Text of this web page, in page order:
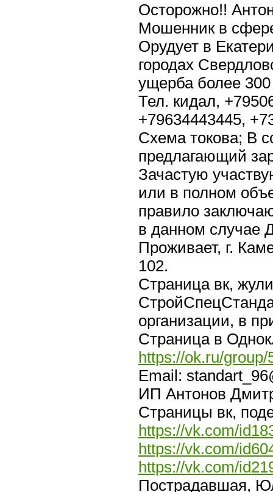
Осторожно!!
Мошенник в
Орудует в
городах
ущерба более
Тел. кидал,
+79634443445,
Схема токова; В
предлагающий
Зачастую
или в полном
правило
в данном случае
Проживает, г.
102.
Страница вк,
организации, в
Страница в
https://ok.ru/
Email:
ИП Антонов
Страницы вк,
https://vk.com/
https://vk.com/
https://vk.com/
Пострадавшая,